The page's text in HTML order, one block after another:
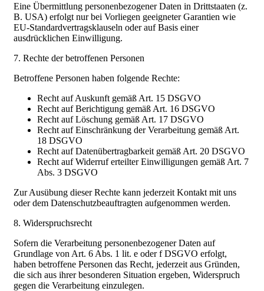
Eine Übermittlung personenbezogener Daten in Drittstaaten (z.
B. USA) erfolgt nur bei Vorliegen geeigneter Garantien wie
EU-Standardvertragsklauseln oder auf Basis einer
ausdrücklichen Einwilligung.
7. Rechte der betroffenen Personen
Betroffene Personen haben folgende Rechte:
Recht auf Auskunft gemäß Art. 15 DSGVO
Recht auf Berichtigung gemäß Art. 16 DSGVO
Recht auf Löschung gemäß Art. 17 DSGVO
Recht auf Einschränkung der Verarbeitung gemäß Art.
18 DSGVO
Recht auf Datenübertragbarkeit gemäß Art. 20 DSGVO
Recht auf Widerruf erteilter Einwilligungen gemäß Art. 7
Abs. 3 DSGVO
Zur Ausübung dieser Rechte kann jederzeit Kontakt mit uns
oder dem Datenschutzbeauftragten aufgenommen werden.
8. Widerspruchsrecht
Sofern die Verarbeitung personenbezogener Daten auf
Grundlage von Art. 6 Abs. 1 lit. e oder f DSGVO erfolgt,
haben betroffene Personen das Recht, jederzeit aus Gründen,
die sich aus ihrer besonderen Situation ergeben, Widerspruch
gegen die Verarbeitung einzulegen.